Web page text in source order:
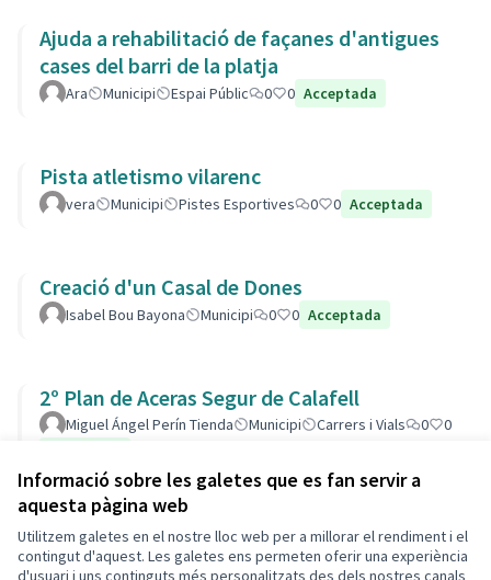
Informació sobre les galetes que es fan servir a
aquesta pàgina web
Utilitzem galetes en el nostre lloc web per a millorar el rendiment i el
contingut d'aquest. Les galetes ens permeten oferir una experiència
d'usuari i uns continguts més personalitzats des dels nostres canals
Ajuda a rehabilitació de façanes d'antigues
cases del barri de la platja
Ara Municipi Espai Públic 0 0 Acceptada
Pista atletismo vilarenc
vera Municipi Pistes Esportives 0 0 Acceptada
Creació d'un Casal de Dones
Isabel Bou Bayona Municipi 0 0 Acceptada
2º Plan de Aceras Segur de Calafell
Miguel Ángel Perín Tienda Municipi Carrers i Vials 0
0
Termes i condicions d'ús
Configuració de les galetes